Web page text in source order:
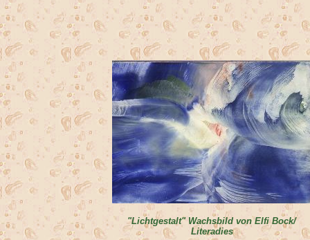
"Lichtgestalt" Wachsbild von Elfi Bock/
Literadies